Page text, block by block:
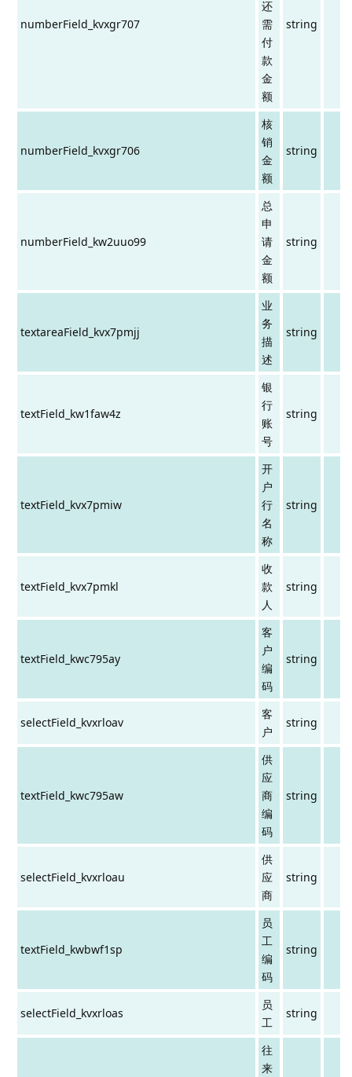
numberField_kvxgr707
还
需
付
款
金
额
string
numberField_kvxgr706
核
销
金
额
string
numberField_kw2uuo99
总
申
请
金
额
string
textareaField_kvx7pmjj
业
务
描
述
string
textField_kw1faw4z
银
行
账
号
string
textField_kvx7pmiw
开
户
行
名
称
string
textField_kvx7pmkl
收
款
人
string
textField_kwc795ay
客
户
编
码
string
selectField_kvxrloav
客
户
string
textField_kwc795aw
供
应
商
编
码
string
selectField_kvxrloau
供
应
商
string
textField_kwbwf1sp
员
工
编
码
string
selectField_kvxrloas
员
工
string
往
来